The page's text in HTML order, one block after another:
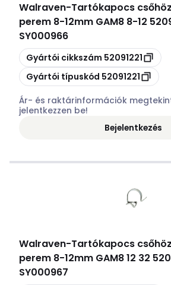
Walraven-Tartókapocs
perem 8-12mm GAM8 8-12
SY000966
Másolás
Gyártói cikkszám 52091221
Másolás
Gyártói típuskód 52091221
Ár- és raktárinformációk
jelentkezzen be!
Bejelentkezés
Walraven-Tartókapocs
perem 8-12mm GAM8 12 32
SY000967